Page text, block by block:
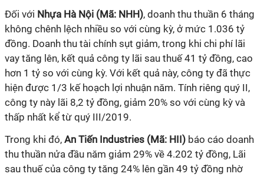
Đối với Nhựa Hà Nội (Mã: NHH), doanh thu thuần 6 tháng
không chênh lệch nhiều so với cùng kỳ, ở mức 1.036 tỷ
đồng. Doanh thu tài chính sụt giảm, trong khi chi phí lãi
vay tăng lên, kết quả công ty lãi sau thuế 41 tỷ đồng, cao
hơn 1 tỷ so với cùng kỳ. Với kết quả này, công ty đã thực
hiện được 1/3 kế hoạch lợi nhuận năm. Tính riêng quý II,
công ty này lãi 8,2 tỷ đồng, giảm 20% so với cùng kỳ và
thấp nhất kể từ quý III/2019.
Trong khi đó, An Tiến Industries (Mã: HII) báo cáo doanh
thu thuần nửa đầu năm giảm 29% về 4.202 tỷ đồng, Lãi
sau thuế của công ty tăng 24% lên gần 49 tỷ đồng nhờ